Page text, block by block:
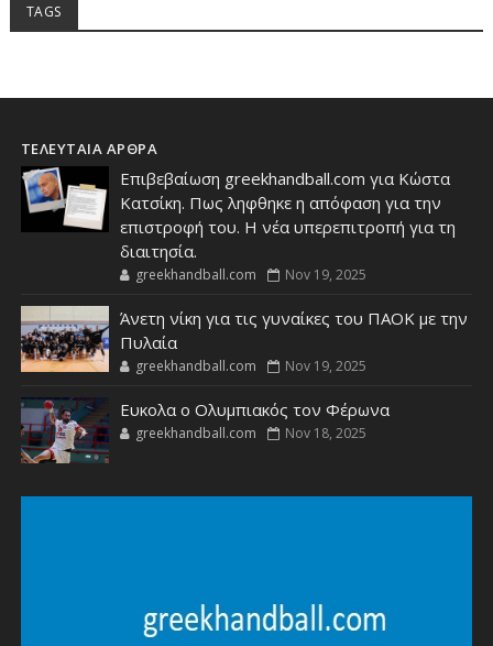
TAGS
ΤΕΛΕΥΤΑΙΑ ΑΡΘΡΑ
Επιβεβαίωση greekhandball.com για Κώστα
Κατσίκη. Πως ληφθηκε η απόφαση για την
επιστροφή του. Η νέα υπερεπιτροπή για τη
διαιτησία.
greekhandball.com Nov 19, 2025
Άνετη νίκη για τις γυναίκες του ΠΑΟΚ με την
Πυλαία
greekhandball.com Nov 19, 2025
Ευκολα ο Ολυμπιακός τον Φέρωνα
greekhandball.com Nov 18, 2025